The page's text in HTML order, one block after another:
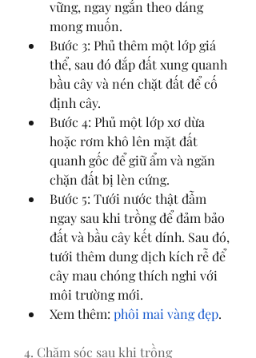
vững, ngay ngắn theo dáng
mong muốn.
Bước 3: Phủ thêm một lớp giá
thể, sau đó đắp đất xung quanh
bầu cây và nén chặt đất để cố
định cây.
Bước 4: Phủ một lớp xơ dừa
hoặc rơm khô lên mặt đất
quanh gốc để giữ ẩm và ngăn
chặn đất bị lèn cứng.
Bước 5: Tưới nước thật đẫm
ngay sau khi trồng để đảm bảo
đất và bầu cây kết dính. Sau đó,
tưới thêm dung dịch kích rễ để
cây mau chóng thích nghi với
môi trường mới.
Xem thêm: phôi mai vàng đẹp.
4. Chăm sóc sau khi trồng